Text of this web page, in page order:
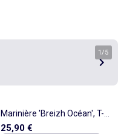
1 /5
Marinière 'Breizh Océan', T-
Shirt rayé mixte épais en
25,90 €